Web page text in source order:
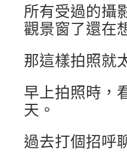
所有受過的攝
觀景窗了還在
那這樣拍照就
早上拍照時，
天。
過去打個招呼